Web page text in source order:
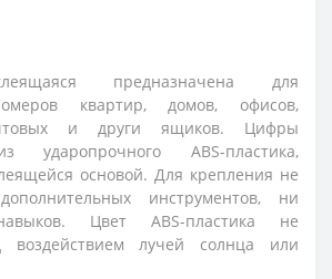
предназначена для
квартир, домов, офисов,
и други ящиков. Цифры
ударопрочного ABS-пластика,
основой. Для крепления не
инструментов, ни
Цвет ABS-пластика не
воздействием лучей солнца или